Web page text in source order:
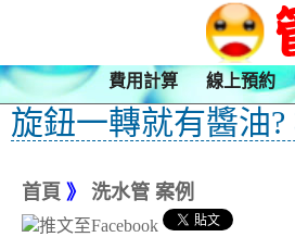
費用計算 線上預約
旋鈕一轉就有醬油
首頁 》 洗水管 案例